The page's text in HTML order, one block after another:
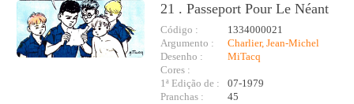
21 . Passeport Pour Le Néant
Código :
1334000021
Argumento :
Charlier, Jean-Michel
Desenho :
MiTacq
Cores :
1ª Edição de :
07-1979
Pranchas :
45